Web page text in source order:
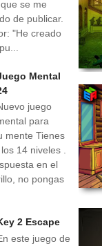
se me
de publicar.
"He creado
Mental
juego
para
mente Tienes
14 niveles .
en el
no pongas
2 Escape
este juego de